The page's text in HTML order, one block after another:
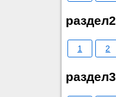
раздел2
1 2
раздел3